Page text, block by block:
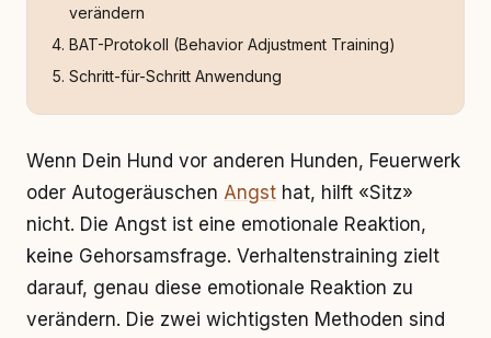
verändern
BAT-Protokoll (Behavior Adjustment Training)
Schritt-für-Schritt Anwendung
Wenn Dein Hund vor anderen Hunden, Feuerwerk
oder Autogeräuschen Angst hat, hilft «Sitz»
nicht. Die Angst ist eine emotionale Reaktion,
keine Gehorsamsfrage. Verhaltenstraining zielt
darauf, genau diese emotionale Reaktion zu
verändern. Die zwei wichtigsten Methoden sind